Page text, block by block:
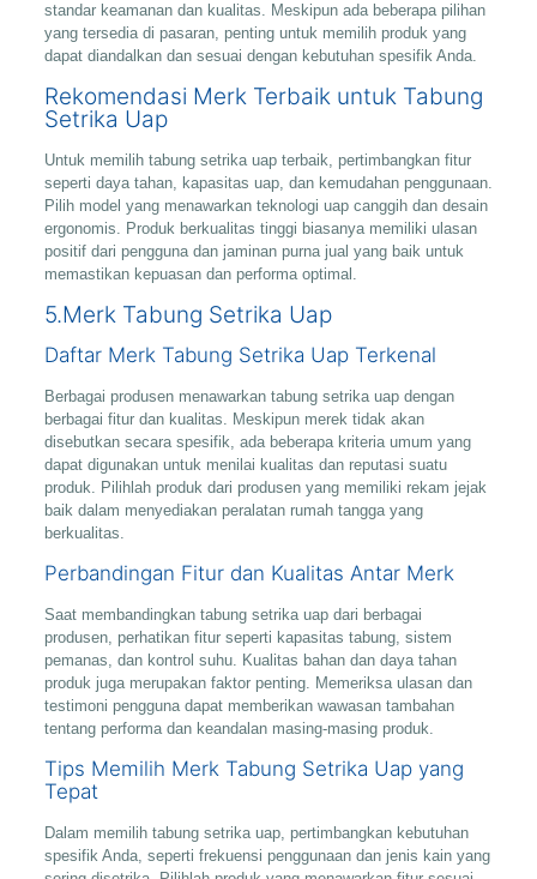
standar keamanan dan kualitas. Meskipun ada beberapa pilihan
yang tersedia di pasaran, penting untuk memilih produk yang
dapat diandalkan dan sesuai dengan kebutuhan spesifik Anda.
Rekomendasi Merk Terbaik untuk Tabung
Setrika Uap
Untuk memilih tabung setrika uap terbaik, pertimbangkan fitur
seperti daya tahan, kapasitas uap, dan kemudahan penggunaan.
Pilih model yang menawarkan teknologi uap canggih dan desain
ergonomis. Produk berkualitas tinggi biasanya memiliki ulasan
positif dari pengguna dan jaminan purna jual yang baik untuk
memastikan kepuasan dan performa optimal.
5.Merk Tabung Setrika Uap
Daftar Merk Tabung Setrika Uap Terkenal
Berbagai produsen menawarkan tabung setrika uap dengan
berbagai fitur dan kualitas. Meskipun merek tidak akan
disebutkan secara spesifik, ada beberapa kriteria umum yang
dapat digunakan untuk menilai kualitas dan reputasi suatu
produk. Pilihlah produk dari produsen yang memiliki rekam jejak
baik dalam menyediakan peralatan rumah tangga yang
berkualitas.
Perbandingan Fitur dan Kualitas Antar Merk
Saat membandingkan tabung setrika uap dari berbagai
produsen, perhatikan fitur seperti kapasitas tabung, sistem
pemanas, dan kontrol suhu. Kualitas bahan dan daya tahan
produk juga merupakan faktor penting. Memeriksa ulasan dan
testimoni pengguna dapat memberikan wawasan tambahan
tentang performa dan keandalan masing-masing produk.
Tips Memilih Merk Tabung Setrika Uap yang
Tepat
Dalam memilih tabung setrika uap, pertimbangkan kebutuhan
spesifik Anda, seperti frekuensi penggunaan dan jenis kain yang